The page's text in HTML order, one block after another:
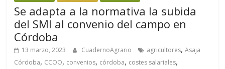
Se adapta a la normativa la subida
del SMI al convenio del campo en
Córdoba
13 marzo, 2023 CuadernoAgrario agricultores,Asaja
Córdoba, CCOO, convenios, córdoba, costes salariales,